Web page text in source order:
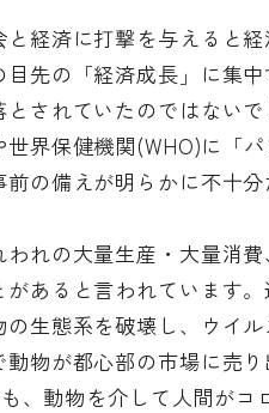
経済に打撃を与えると
先の「経済成長」に集
されていたのではないで
界保健機関(WHO)に「
の備えが明らかに不十
れの大量生産・大量消
あると言われています
生態系を破壊し、ウイ
物が都心部の市場に売
、動物を介して人間が